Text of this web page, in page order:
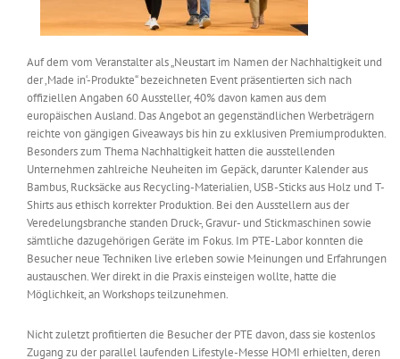
Auf dem vom Veranstalter als „Neustart im Namen der Nachhaltigkeit und
der ‚Made in‘-Produkte“ bezeichneten Event präsentierten sich nach
offiziellen Angaben 60 Aussteller, 40% davon kamen aus dem
europäischen Ausland. Das Angebot an gegenständlichen Werbeträgern
reichte von gängigen Giveaways bis hin zu exklusiven Premiumprodukten.
Besonders zum Thema Nachhaltigkeit hatten die ausstellenden
Unternehmen zahlreiche Neuheiten im Gepäck, darunter Kalender aus
Bambus, Rucksäcke aus Recycling-Materialien, USB-Sticks aus Holz und T-
Shirts aus ethisch korrekter Produktion. Bei den Ausstellern aus der
Veredelungsbranche standen Druck-, Gravur- und Stickmaschinen sowie
sämtliche dazugehörigen Geräte im Fokus. Im PTE-Labor konnten die
Besucher neue Techniken live erleben sowie Meinungen und Erfahrungen
austauschen. Wer direkt in die Praxis einsteigen wollte, hatte die
Möglichkeit, an Workshops teilzunehmen.
Nicht zuletzt profitierten die Besucher der PTE davon, dass sie kostenlos
Zugang zu der parallel laufenden Lifestyle-Messe HOMI erhielten, deren